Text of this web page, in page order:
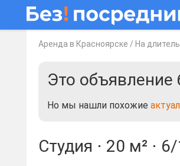
Аренда в Красноярске / На
Это объявление
Но мы нашли похожие
Студия ⋅ 20 м² ⋅